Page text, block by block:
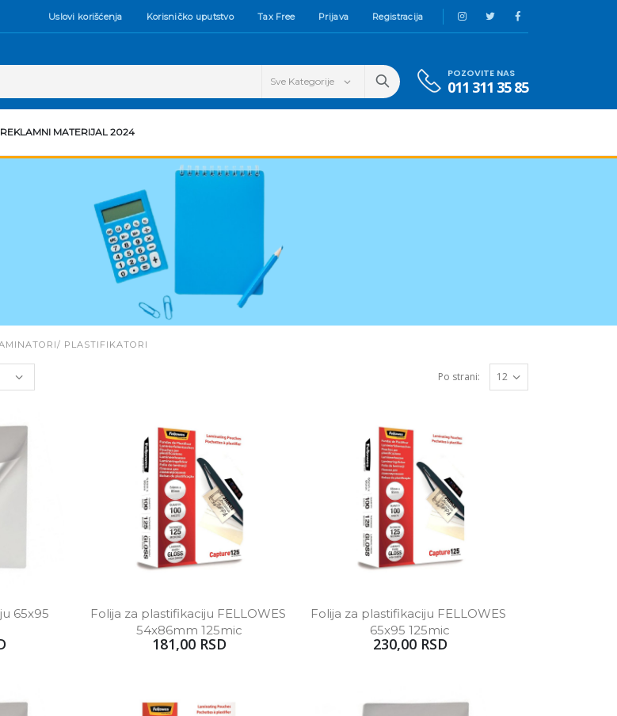
Uslovi korišćenja Korisničko uputstvo Tax Free Prijava Registracija
POZOVITE NAS
011 311 35 85
REKLAMNI MATERIJAL 2024
PLASTIFIKATORI
Po strani:
65x95
Folija za plastifikaciju FELLOWES
54x86mm 125mic
181,00 RSD
Folija za plastifikaciju FELLOWES
65x95 125mic
230,00 RSD